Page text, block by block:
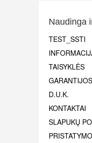
Naudinga
TEST_SSTI
TAISYKLĖS
D.U.K.
KONTAKTAI
SLAPUKŲ